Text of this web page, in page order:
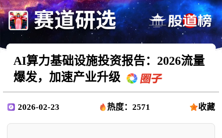
AI算力基础设施投资报告：2026流量
爆发，加速产业升级
2026-02-23 热度：2571 收藏